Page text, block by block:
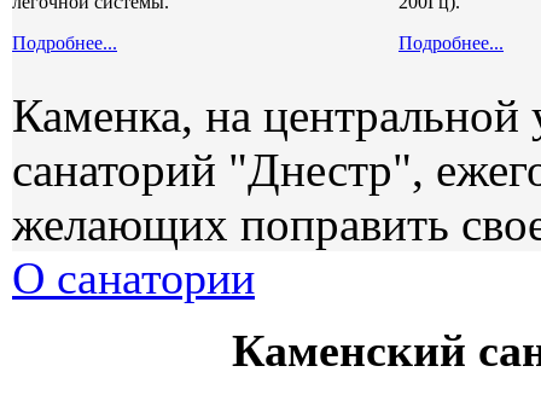
Подробнее...
Подробнее...
Каменка, на центральной
санаторий "Днестр",
желающих поправить
О санатории
Каменский